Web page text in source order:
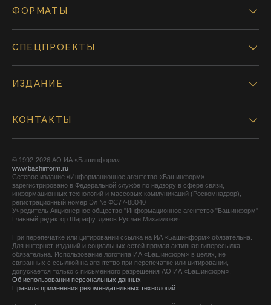
ФОРМАТЫ
СПЕЦПРОЕКТЫ
ИЗДАНИЕ
КОНТАКТЫ
© 1992-2026 АО ИА «Башинформ».
www.bashinform.ru
Сетевое издание «Информационное агентство «Башинформ»
зарегистрировано в Федеральной службе по надзору в сфере связи,
информационных технологий и массовых коммуникаций (Роскомнадзор),
регистрационный номер Эл № ФС77-88040
Учредитель Акционерное общество "Информационное агентство "Башинформ"
Главный редактор Шарафутдинов Руслан Михайлович
При перепечатке или цитировании ссылка на ИА «Башинформ» обязательна.
Для интернет-изданий и социальных сетей прямая активная гиперссылка
обязательна. Использование логотипа ИА «Башинформ» в целях, не
связанных с ссылкой на агентство при перепечатке или цитировании,
допускается только с письменного разрешения АО ИА «Башинформ».
Об использовании персональных данных
Правила применения рекомендательных технологий